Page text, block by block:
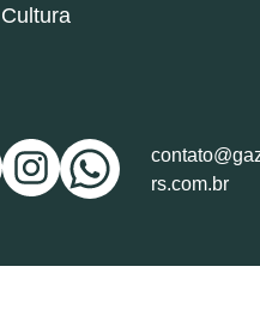
Cultura
rs.com.br